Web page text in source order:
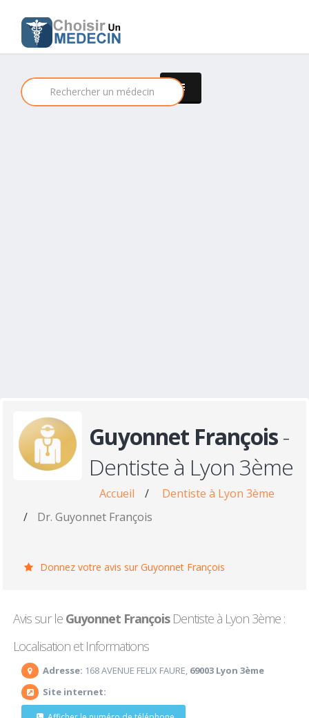
Guyonnet François-
Dentiste à Lyon 3ème
Accueil /
Dentiste à Lyon 3ème
/
Dr. Guyonnet François
Donnez votre avis sur Guyonnet François
Avis sur le Guyonnet FrançoisDentiste à Lyon 3ème :
Localisation et Informations
Adresse: 168 AVENUE FELIX FAURE, 69003 Lyon 3ème
Site internet: